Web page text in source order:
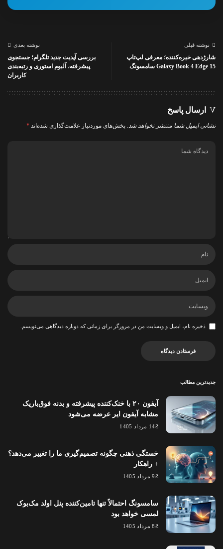
نوشته قبلی
شارژدهی خیره‌کننده؛ معرفی لپ‌تاپ
Galaxy Book 4 Edge 15 سامسونگ
نوشته بعدی
بررسی آپدیت جدید تلگرام؛ جستجوی
پیشرفته، آلبوم استوری و رتبه‌بندی
کاربران
ارسال پاسخ
نشانی ایمیل شما منتشر نخواهد شد. بخش‌های موردنیاز علامت‌گذاری شده‌اند *
ذخیره نام، ایمیل و وبسایت من در مرورگر برای زمانی که دوباره دیدگاهی می‌نویسم.
جدیدترین مطالب
آیفون ۲۰ با خنک‌کننده پیشرفته و بدنه فوق‌باریک
مشابه آیفون ایر عرضه می‌شود
14 مرداد 1405
خستگی ذهنی چگونه تصمیم‌گیری ما را تغییر می‌دهد؟
+ راهکار
9 مرداد 1405
سامسونگ احتمالاً تنها تامین‌کننده پنل اولد مک‌بوک
لمسی خواهد بود
8 مرداد 1405